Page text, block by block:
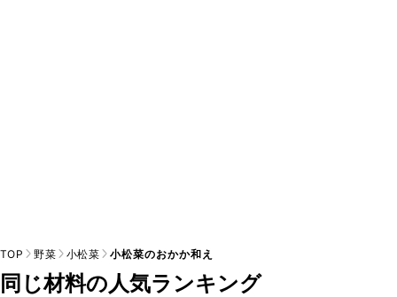
TOP 野菜 小松菜 小松菜のおかか和え
同じ材料の人気ランキング